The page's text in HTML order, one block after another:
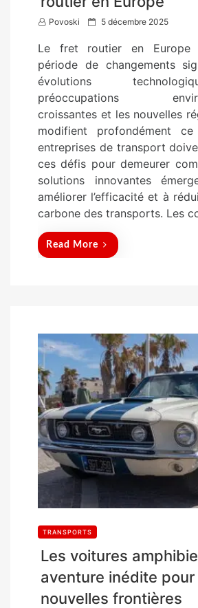
Povoski
P
s
t
d
o
n
5 décembre 2025
Le fret routier en Europe
période de changements
évolutions
préoccupations
croissantes et les nouvelles
modifient profondément
entreprises de transport
ces défis pour demeurer
solutions innovantes
améliorer l’efficacité et à
carbone des transports. Les
Read More
TRANSPORTS
Les voitures
aventure inédite pour
nouvelles frontières